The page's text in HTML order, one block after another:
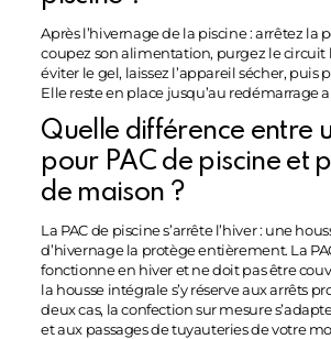
Après l’hivernage de la piscine : arrêtez la
coupez son alimentation, purgez le
éviter le gel, laissez l’appareil sécher, puis
Elle reste en place jusqu’au redémarrage
Quelle différence entre
pour PAC de piscine et
de maison ?
La PAC de piscine s’arrête l’hiver : une
d’hivernage la protège entièrement. La
fonctionne en hiver et ne doit pas être
la housse intégrale s’y réserve aux arrêts
deux cas, la confection sur mesure
et aux passages de tuyauteries de votre